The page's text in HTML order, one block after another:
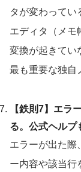
タが変わってい
エディタ（メモ
変換が起きてい
最も重要な独自
【鉄則7】エラ
る。公式ヘルプ
エラーが出た際
ー内容や該当行